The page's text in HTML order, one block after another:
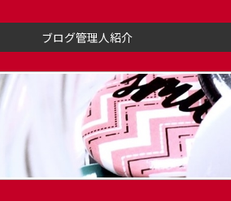
ブログ管理人紹介